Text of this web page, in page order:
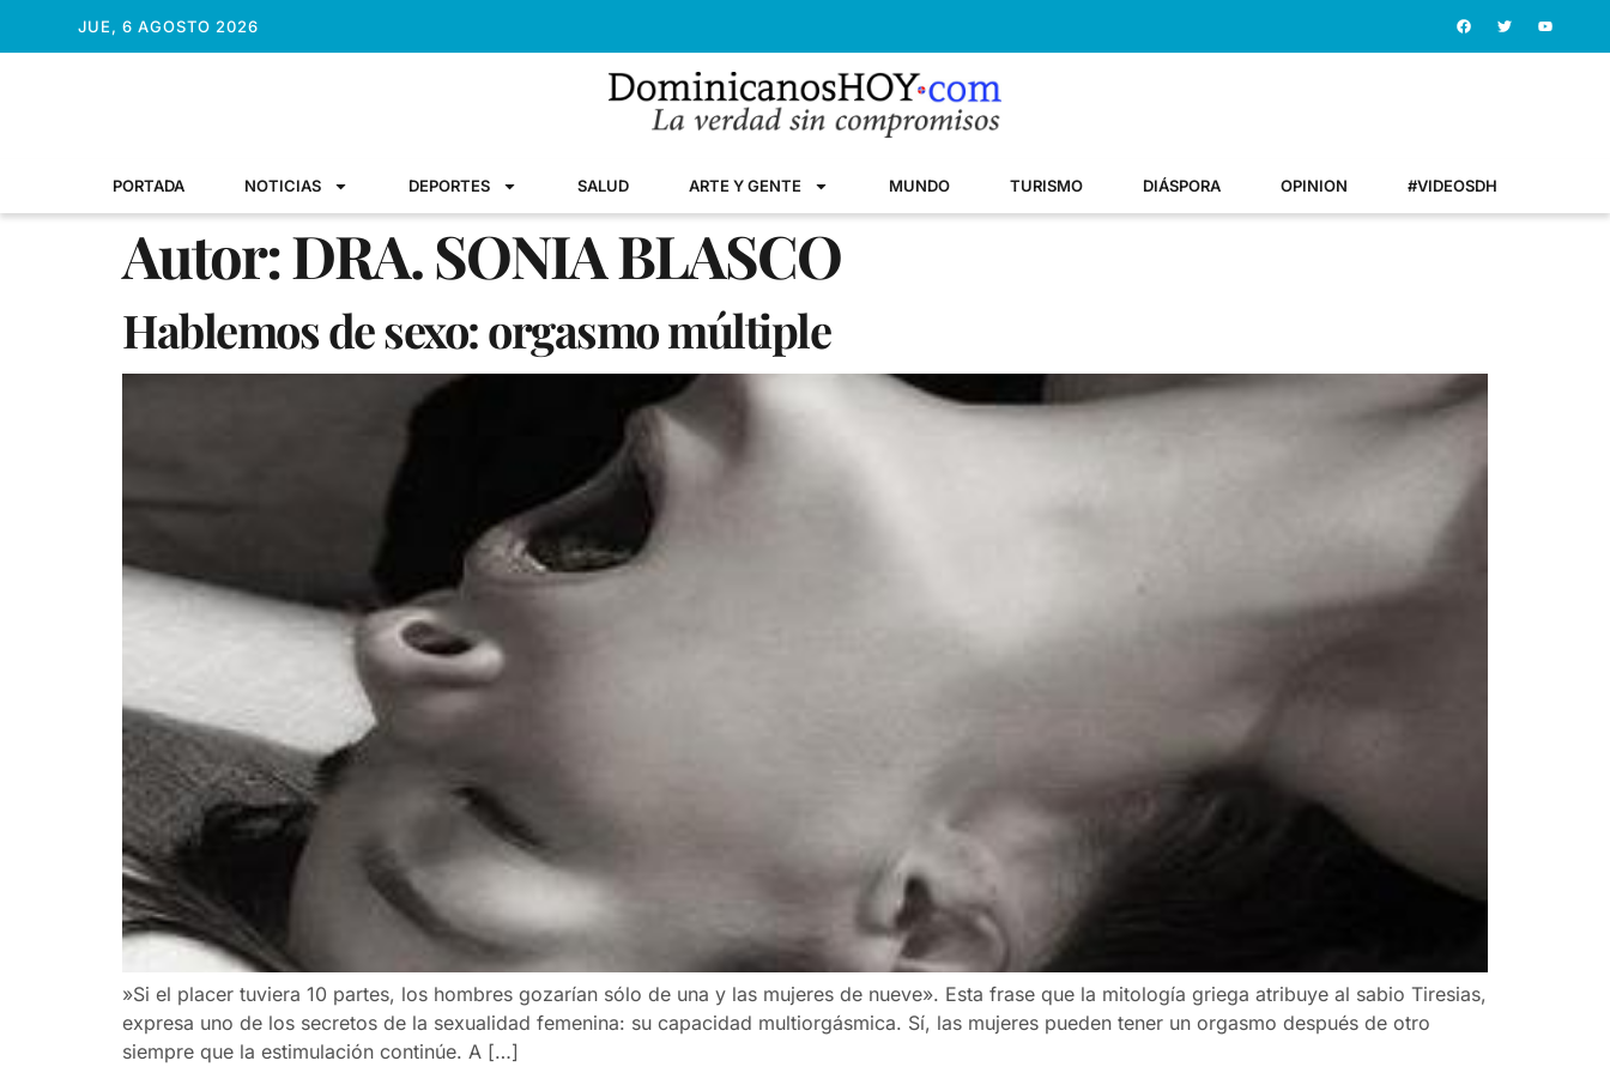
JUE, 6 AGOSTO 2026
PORTADA NOTICIAS DEPORTES SALUD ARTE Y GENTE MUNDO TURISMO DIÁSPORA OPINION #VIDEOSDH
Autor:DRA. SONIA BLASCO
Hablemos de sexo: orgasmo múltiple
»Si el placer tuviera 10 partes, los hombres gozarían sólo de una y las mujeres de nueve». Esta frase que la mitología griega atribuye al sabio Tiresias,
expresa uno de los secretos de la sexualidad femenina: su capacidad multiorgásmica. Sí, las mujeres pueden tener un orgasmo después de otro
siempre que la estimulación continúe. A […]